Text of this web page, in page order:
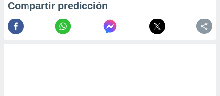
Compartir predicción